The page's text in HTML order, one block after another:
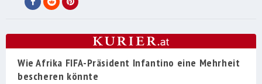
Wie Afrika FIFA-Präsident Infantino eine Mehrheit
bescheren könnte